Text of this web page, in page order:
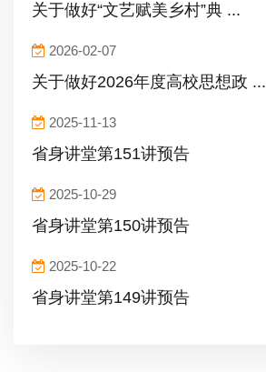
关于做好“文艺赋美乡村”典 ...
2026-02-07
关于做好2026年度高校思想政 ...
2025-11-13
省身讲堂第151讲预告
2025-10-29
省身讲堂第150讲预告
2025-10-22
省身讲堂第149讲预告